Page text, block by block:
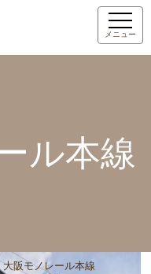
メニュー
ル本線
大阪モノレール本線